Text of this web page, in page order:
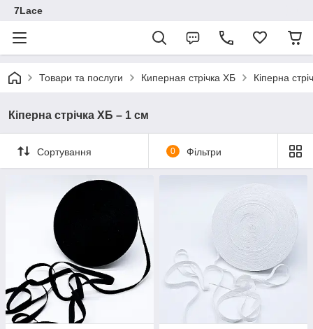
7Lace
Товари та послуги Киперная стрічка ХБ Кіперна
Кіперна стрічка ХБ – 1 см
Сортування 0 Фільтри